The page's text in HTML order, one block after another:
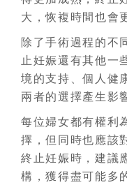
大，恢複時間也會
除了手術過程的不
止妊娠還有其他一
境的支持、個人健
兩者的選擇產生影
每位婦女都有權利
擇，但同時也應該
終止妊娠時，建議
構，獲得盡可能多